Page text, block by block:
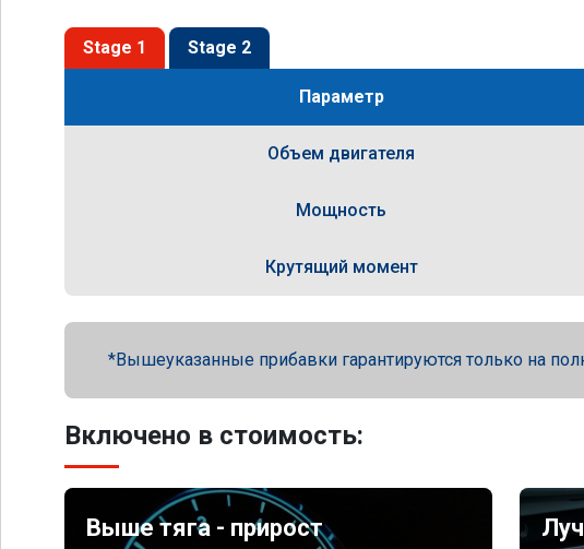
Stage 1 Stage 2
Параметр
Объем двигателя
Мощность
Крутящий момент
Вышеуказанные прибавки гарантируются только на
Включено в стоимость:
Выше тяга - прирост